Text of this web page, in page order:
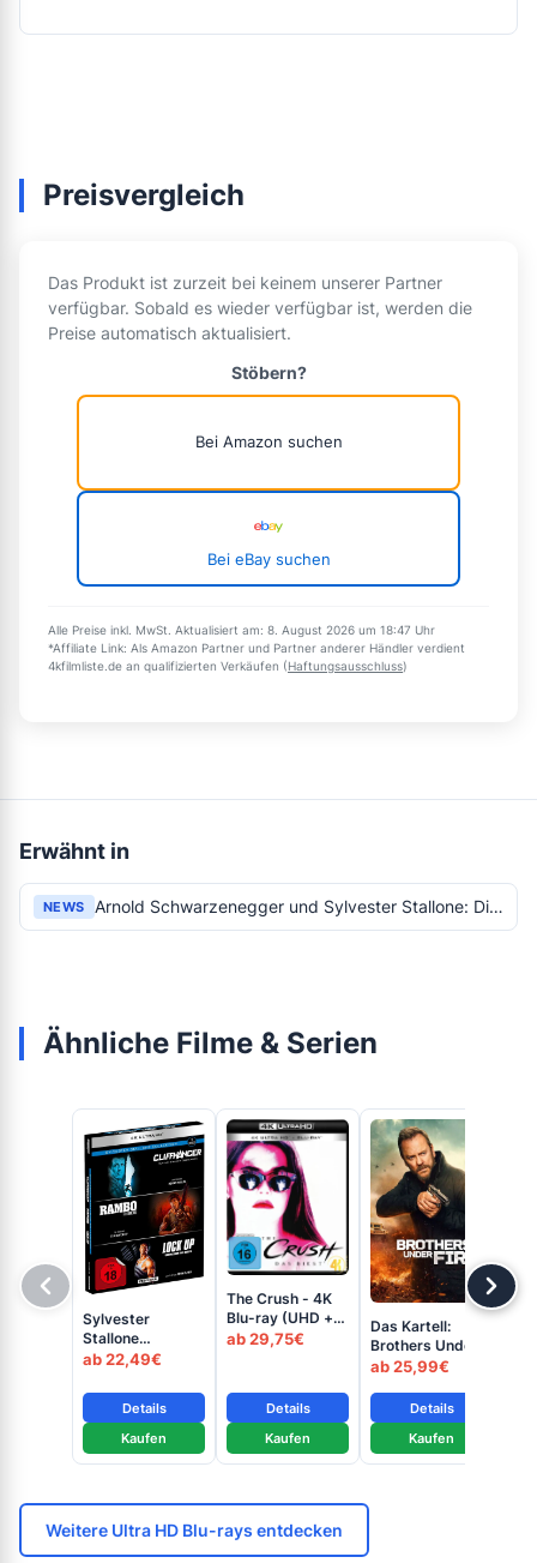
Preisvergleich
Das Produkt ist zurzeit bei keinem unserer Partner
verfügbar. Sobald es wieder verfügbar ist, werden die
Preise automatisch aktualisiert.
Stöbern?
Bei Amazon suchen
Bei eBay suchen
Alle Preise inkl. MwSt. Aktualisiert am: 8. August 2026 um 18:47 Uhr
*Affiliate Link: Als Amazon Partner und Partner anderer Händler verdient
4kfilmliste.de an qualifizierten Verkäufen (Haftungsausschluss)
Erwähnt in
NEWS Arnold Schwarzenegger und Sylvester Stallone: Die 1980er Jahre Helden neu erleben
Ähnliche Filme & Serien
Sylvester
Stallone
Collection (3-
4K Blu-ray (UHD
+ Blu-ray Disc)
ab 22,49€
Details
Kaufen
The Crush - 4K
Blu-ray (UHD +
Blu-ray Disc)
ab 29,75€
Details
Kaufen
Das Kartell:
Brothers Under
Fire - 4K Blu-ray
Disc)
ab 25,99€
Details
Kaufen
-
Weitere Ultra HD Blu-rays entdecken